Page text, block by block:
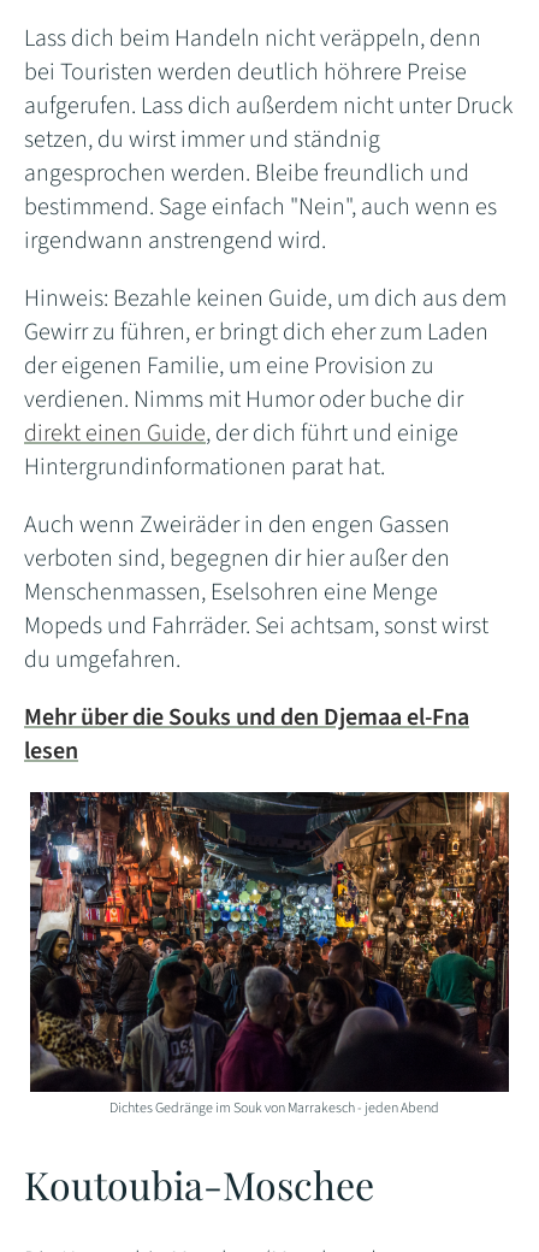
Lass dich beim Handeln nicht veräppeln, denn
bei Touristen werden deutlich höhrere Preise
aufgerufen. Lass dich außerdem nicht unter Druck
setzen, du wirst immer und ständnig
angesprochen werden. Bleibe freundlich und
bestimmend. Sage einfach "Nein", auch wenn es
irgendwann anstrengend wird.
Hinweis: Bezahle keinen Guide, um dich aus dem
Gewirr zu führen, er bringt dich eher zum Laden
der eigenen Familie, um eine Provision zu
verdienen. Nimms mit Humor oder buche dir
direkt einen Guide, der dich führt und einige
Hintergrundinformationen parat hat.
Auch wenn Zweiräder in den engen Gassen
verboten sind, begegnen dir hier außer den
Menschenmassen, Eselsohren eine Menge
Mopeds und Fahrräder. Sei achtsam, sonst wirst
du umgefahren.
Mehr über die Souks und den Djemaa el-Fna
lesen
Dichtes Gedränge im Souk von Marrakesch - jeden Abend
Koutoubia-Moschee